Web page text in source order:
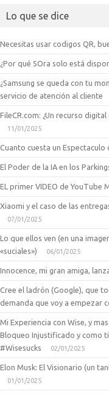
Lo que se dice
Necesitas usar codigos QR,
¿Por qué SOra solo está
¿Samsung se queda con tu
servicio de atención al cliente
FileCR.com: ¿Un recurso
11/01/2025
Cuanto cuesta un Espectaculo
El Poder de la IA en los
EL primer VIDEO de YouTube
Xiaomi y el caso de las
07/01/2025
Lo que ellos ven (en una
«suciales»)
06/01/2025
Innocence, mi gran amiga,
Cree el ladrón (Google), que
demanda que voy a empezar
Mi Experiencia con Wise, y
Bloqueo Injustificado y como
#Wisesucks
02/01/2025
Elon Musk: El Visionario (un
01/01/2025